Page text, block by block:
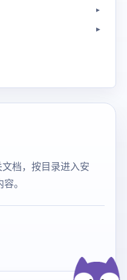
档，按目录进入安
。